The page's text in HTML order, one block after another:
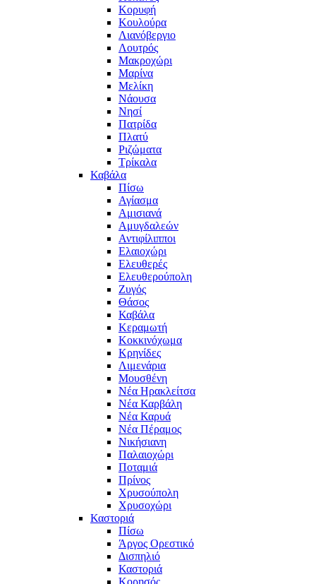
Κορυφή
Κουλούρα
Λιανόβεργιο
Λουτρός
Μακροχώρι
Μαρίνα
Μελίκη
Νάουσα
Νησί
Πατρίδα
Πλατύ
Ριζώματα
Τρίκαλα
Καβάλα
Πίσω
Αγίασμα
Αμισιανά
Αμυγδαλεών
Αντιφίλιπποι
Ελαιοχώρι
Ελευθερές
Ελευθερούπολη
Ζυγός
Θάσος
Καβάλα
Κεραμωτή
Κοκκινόχωμα
Κρηνίδες
Λιμενάρια
Μουσθένη
Νέα Ηρακλείτσα
Νέα Καρβάλη
Νέα Καρυά
Νέα Πέραμος
Νικήσιανη
Παλαιοχώρι
Ποταμιά
Πρίνος
Χρυσούπολη
Χρυσοχώρι
Καστοριά
Πίσω
Άργος Ορεστικό
Δισπηλιό
Καστοριά
Κορησός